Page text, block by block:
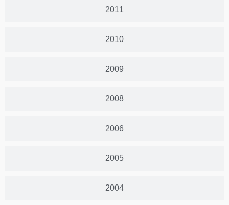
2011
2010
2009
2008
2006
2005
2004